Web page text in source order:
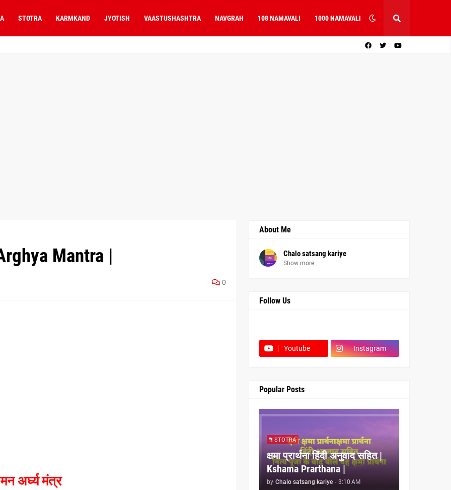
STOTRA KARMKAND JYOTISH VAASTUSHASHTRA NAVGRAH 108 NAMAVALI 1000 NAMAVALI
Mantra |
0
अर्घ्य मंत्र
About Me
Chalo satsang kariye
Show more
Follow Us
Youtube Instagram
Popular Posts
STOTRA
क्षमा प्रार्थना हिंदी अनुवाद सहित |
Kshama Prarthana |
by Chalo satsang kariye - 3:10 AM